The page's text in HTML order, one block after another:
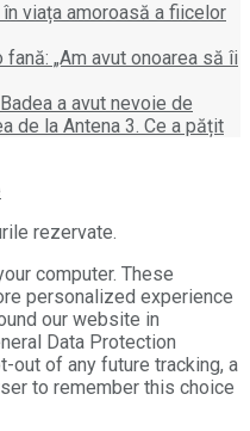
viața amoroasă a fiicelor
„Am avut onoarea să îi
a avut nevoie de
de la Antena 3. Ce a pățit
rezervate.
computer. These
personalized experience
our website in
Data Protection
out of any future tracking, a
to remember this choice